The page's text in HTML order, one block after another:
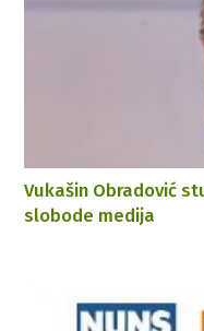
Vukašin Obradović
slobode medija